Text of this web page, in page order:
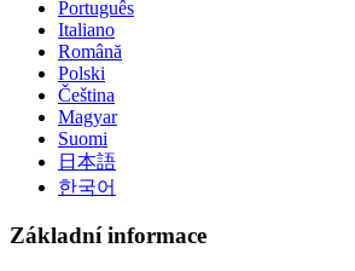
Português
Italiano
Română
Polski
Čeština
Magyar
Suomi
日本語
한국어
Základní informace